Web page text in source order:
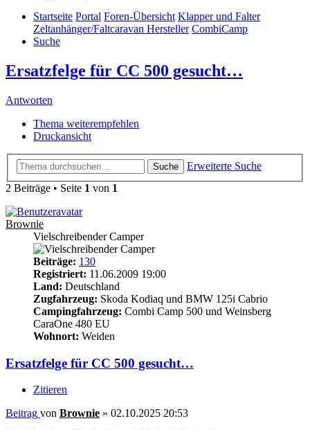
Startseite Portal Foren-Übersicht Klapper und Falter
Zeltanhänger/Faltcaravan Hersteller CombiCamp
Suche
Ersatzfelge für CC 500 gesucht…
Antworten
Thema weiterempfehlen
Druckansicht
Suche
Erweiterte Suche
2 Beiträge • Seite 1 von 1
Brownie
Vielschreibender Camper
Beiträge: 130
Registriert: 11.06.2009 19:00
Land: Deutschland
Zugfahrzeug: Skoda Kodiaq und BMW 125i Cabrio
Campingfahrzeug: Combi Camp 500 und Weinsberg
CaraOne 480 EU
Wohnort: Weiden
Ersatzfelge für CC 500 gesucht…
Zitieren
Beitrag von Brownie » 02.10.2025 20:53